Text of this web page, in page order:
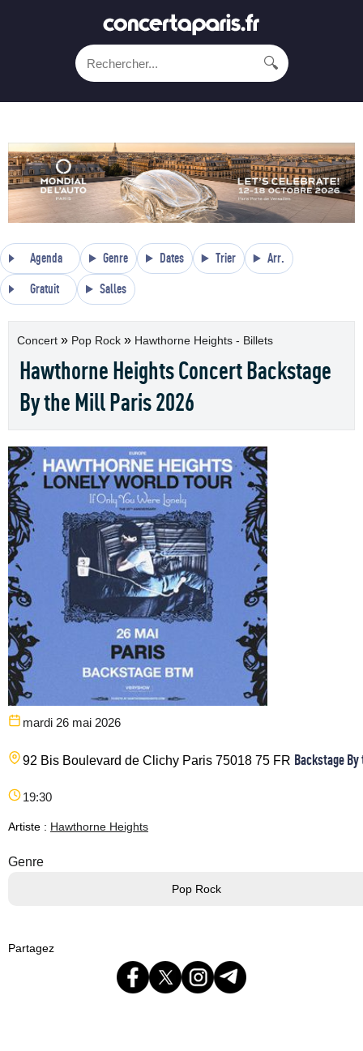
🔍
Agenda Genre Dates Trier Arr.
Gratuit Salles
Concert » Pop Rock » Hawthorne Heights - Billets
Hawthorne Heights Concert Backstage
By the Mill Paris 2026
mardi 26 mai 2026
92 Bis Boulevard de Clichy Paris 75018 75 FR Backstage
19:30
Artiste : Hawthorne Heights
Genre
Pop Rock
Partagez